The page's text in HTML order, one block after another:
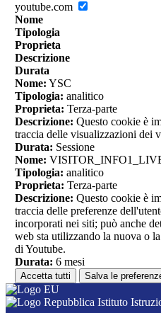
youtube.com
Nome
Tipologia
Proprieta
Descrizione
Durata
Nome: YSC
Tipologia: analitico
Proprieta: Terza-parte
Descrizione: Questo cookie è
traccia delle visualizzazioni dei
Durata: Sessione
Nome:
Tipologia: analitico
Proprieta: Terza-parte
Descrizione: Questo cookie è
traccia delle preferenze
incorporati nei siti; può anche
web sta utilizzando la nuova o
di Youtube.
Durata: 6 mesi
Accetta tutti Salva le
Istituto